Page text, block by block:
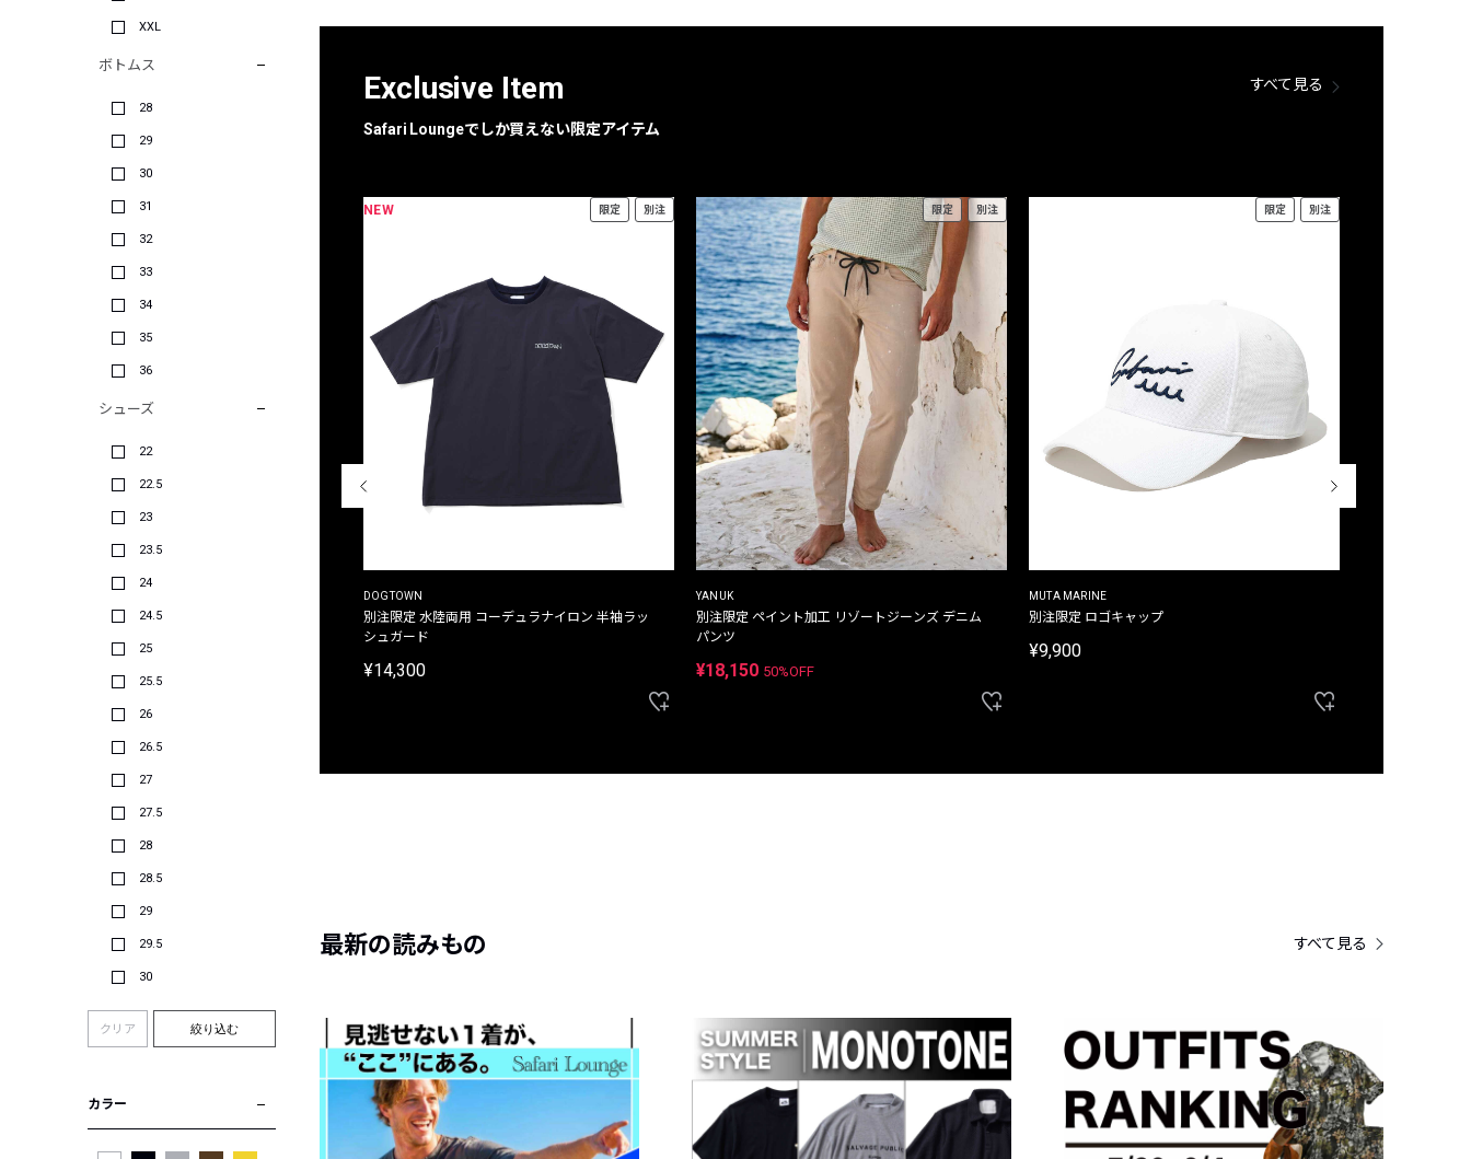
XXL
ボトムス
28
29
30
31
32
33
34
35
36
シューズ
22
22.5
23
23.5
24
24.5
25
25.5
26
26.5
27
27.5
28
28.5
29
29.5
30
クリア 絞り込む
カラー
Exclusive Item
Safari Loungeでしか買えない限定アイテム
すべて見る
別注限定 ピグメントダイ バックプリント サーフ
NEW 限定 別注
DOGTOWN
別注限定 水陸両用 コーデュラナイロン 半袖ラッ
シュガード
¥14,300
限定 別注
YANUK
別注限定 ペイント加工 リゾートジーンズ デニム
パンツ
¥18,150 50%OFF
限定 別注
MUTA MARINE
別注限定 ロゴキャップ
¥9,900
最新の読みもの すべて見る